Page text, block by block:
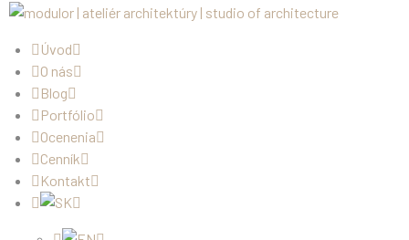
Úvod
O nás
Blog
Portfólio
Ocenenia
Cenník
Kontakt